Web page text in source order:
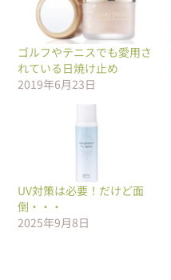
ゴルフやテニスでも愛用さ
れている日焼け止め
2019年6月23日
UV対策は必要！だけど面
倒・・・
2025年9月8日